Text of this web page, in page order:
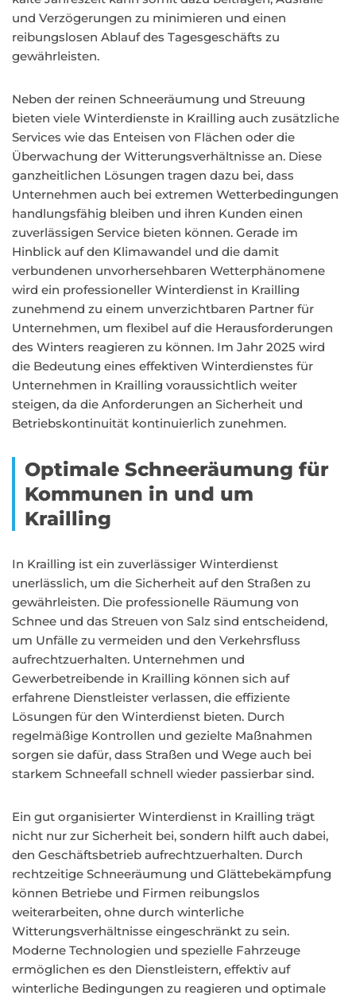
und Verzögerungen zu minimieren und einen
reibungslosen Ablauf des Tagesgeschäfts zu
gewährleisten.
Neben der reinen Schneeräumung und Streuung
bieten viele Winterdienste in Krailling auch zusätzliche
Services wie das Enteisen von Flächen oder die
Überwachung der Witterungsverhältnisse an. Diese
ganzheitlichen Lösungen tragen dazu bei, dass
Unternehmen auch bei extremen Wetterbedingungen
handlungsfähig bleiben und ihren Kunden einen
zuverlässigen Service bieten können. Gerade im
Hinblick auf den Klimawandel und die damit
verbundenen unvorhersehbaren Wetterphänomene
wird ein professioneller Winterdienst in Krailling
zunehmend zu einem unverzichtbaren Partner für
Unternehmen, um flexibel auf die Herausforderungen
des Winters reagieren zu können. Im Jahr 2025 wird
die Bedeutung eines effektiven Winterdienstes für
Unternehmen in Krailling voraussichtlich weiter
steigen, da die Anforderungen an Sicherheit und
Betriebskontinuität kontinuierlich zunehmen.
Optimale Schneeräumung für
Kommunen in und um
Krailling
In Krailling ist ein zuverlässiger Winterdienst
unerlässlich, um die Sicherheit auf den Straßen zu
gewährleisten. Die professionelle Räumung von
Schnee und das Streuen von Salz sind entscheidend,
um Unfälle zu vermeiden und den Verkehrsfluss
aufrechtzuerhalten. Unternehmen und
Gewerbetreibende in Krailling können sich auf
erfahrene Dienstleister verlassen, die effiziente
Lösungen für den Winterdienst bieten. Durch
regelmäßige Kontrollen und gezielte Maßnahmen
sorgen sie dafür, dass Straßen und Wege auch bei
starkem Schneefall schnell wieder passierbar sind.
Ein gut organisierter Winterdienst in Krailling trägt
nicht nur zur Sicherheit bei, sondern hilft auch dabei,
den Geschäftsbetrieb aufrechtzuerhalten. Durch
rechtzeitige Schneeräumung und Glättebekämpfung
können Betriebe und Firmen reibungslos
weiterarbeiten, ohne durch winterliche
Witterungsverhältnisse eingeschränkt zu sein.
Moderne Technologien und spezielle Fahrzeuge
ermöglichen es den Dienstleistern, effektiv auf
winterliche Bedingungen zu reagieren und optimale